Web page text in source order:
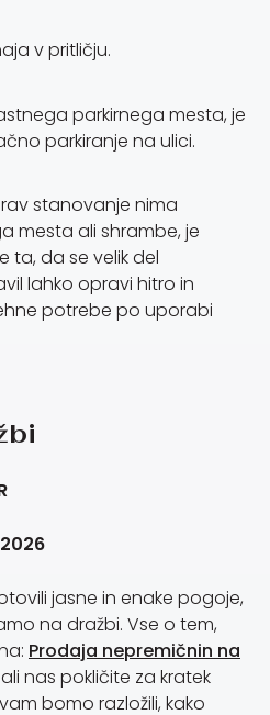
v pritličju.
parkirnega mesta, je
parkiranje na ulici.
stanovanje nima
mesta ali shrambe, je
ta, da se velik del
lahko opravi hitro in
potrebe po uporabi
jasne in enake pogoje,
na dražbi. Vse o tem,
Prodaja nepremičnin na
nas pokličite za kratek
bomo razložili, kako